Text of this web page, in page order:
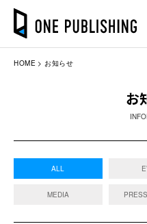
HOME お知らせ
お
ALL
MEDIA